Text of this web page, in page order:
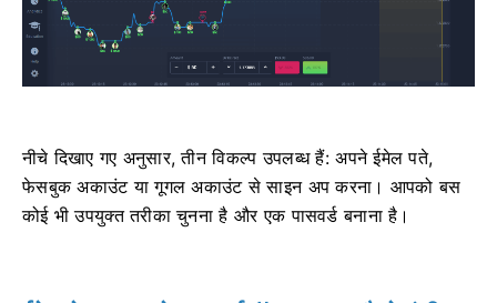
नीचे दिखाए गए अनुसार, तीन विकल्प उपलब्ध हैं: अपने ईमेल पते,
फेसबुक अकाउंट या गूगल अकाउंट से साइन अप करना। आपको बस
कोई भी उपयुक्त तरीका चुनना है और एक पासवर्ड बनाना है।